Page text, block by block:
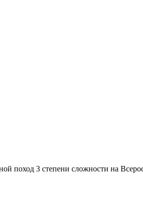
поход 3 степени сложности на